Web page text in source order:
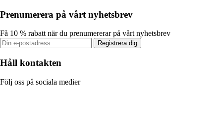
Prenumerera på vårt nyhetsbrev
Få 10 % rabatt när du prenumererar på vårt nyhetsbrev
Registrera dig
Håll kontakten
Följ oss på sociala medier